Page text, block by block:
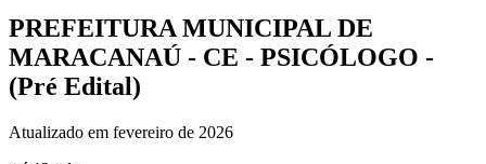
PREFEITURA MUNICIPAL DE
MARACANAÚ - CE - PSICÓLOGO -
(Pré Edital)
Atualizado em fevereiro de 2026